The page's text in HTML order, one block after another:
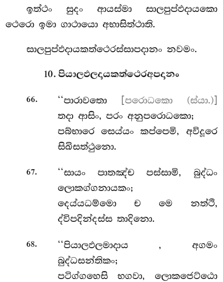
ඉත්ථං සුදං ආයස්මා සාලපුප්ඵදායකො
ථෙරො ඉමා ගාථායො අභාසිත්ථාති.
සාලපුප්ඵදායකත්ථෙරස්සාපදානං නවමං.
10. පියාලඵලදායකත්ථෙරඅපදානං
66. ‘‘පාරාවතො
[පරොධකො (ස්යා.)]
තදා ආසිං, පරං අනුපරොධකො;
පබ්භාරෙ සෙය්යං කප්පෙමි, අවිදූරෙ
සිඛිසත්ථුනො.
67.
‘‘සායං පාතඤ්ච පස්සාමි, බුද්ධං
ලොකග්ගනායකං;
දෙය්යධම්මො ච මෙ නත්ථි,
ද්විපදින්දස්ස තාදිනො.
68. ‘‘පියාලඵලමාදාය, අගමං
බුද්ධසන්තිකං;
පටිග්ගහෙසි භගවා, ලොකජෙට්ඨො